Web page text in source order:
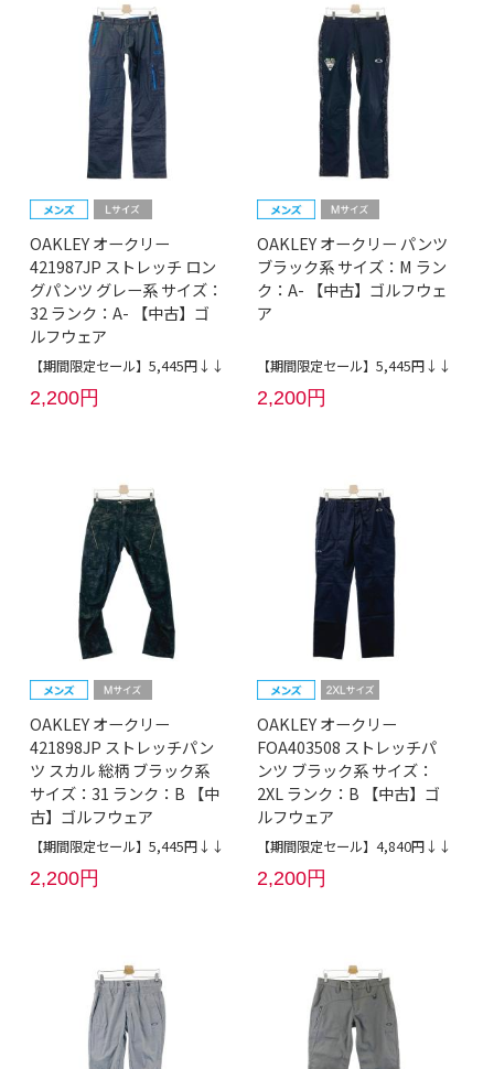
OAKLEY オークリー
421987JP ストレッチ ロン
グパンツ グレー系 サイズ：
32 ランク：A- 【中古】ゴ
ルフウェア
【期間限定セール】5,445円↓↓
2,200円
OAKLEY オークリー パンツ
ブラック系 サイズ：M ラン
ク：A- 【中古】ゴルフウェ
ア
【期間限定セール】5,445円↓↓
2,200円
OAKLEY オークリー
421898JP ストレッチパン
ツ スカル 総柄 ブラック系
サイズ：31 ランク：B 【中
古】ゴルフウェア
【期間限定セール】5,445円↓↓
2,200円
OAKLEY オークリー
FOA403508 ストレッチパ
ンツ ブラック系 サイズ：
2XL ランク：B 【中古】ゴ
ルフウェア
【期間限定セール】4,840円↓↓
2,200円